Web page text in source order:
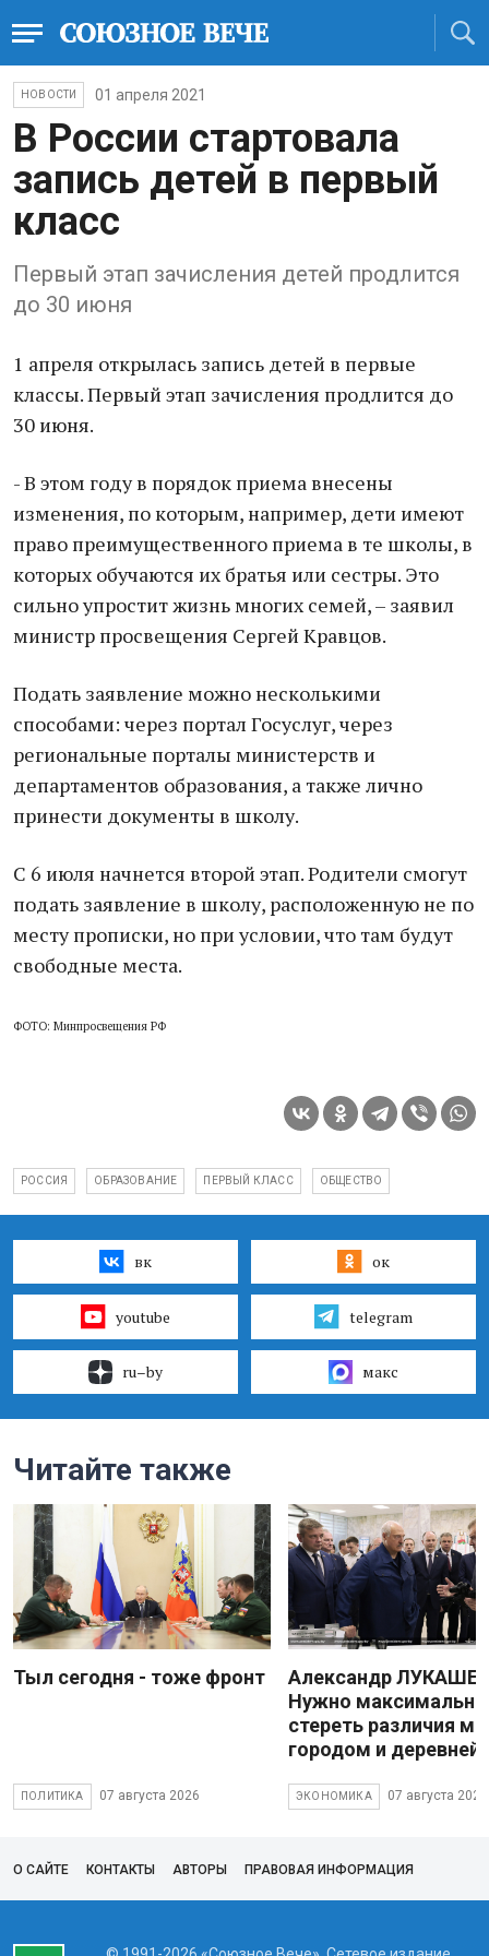
НОВОСТИ 01 апреля 2021
В России стартовала
запись детей в первый
класс
Первый этап зачисления детей продлится
до 30 июня
1 апреля открылась запись детей в первые
классы. Первый этап зачисления продлится до
30 июня.
- В этом году в порядок приема внесены
изменения, по которым, например, дети имеют
право преимущественного приема в те школы, в
которых обучаются их братья или сестры. Это
сильно упростит жизнь многих семей, – заявил
министр просвещения Сергей Кравцов.
Подать заявление можно несколькими
способами: через портал Госуслуг, через
региональные порталы министерств и
департаментов образования, а также лично
принести документы в школу.
С 6 июля начнется второй этап. Родители смогут
подать заявление в школу, расположенную не по
месту прописки, но при условии, что там будут
свободные места.
ФОТО: Минпросвещения РФ
РОССИЯ ОБРАЗОВАНИЕ ПЕРВЫЙ КЛАСС ОБЩЕСТВО
вк ок
youtube telegram
ru–by макс
Читайте также
Тыл сегодня - тоже фронт
ПОЛИТИКА 07 августа 2026
Александр
Нужно максимально
стереть различия
городом и деревней
ЭКОНОМИКА 07 августа 2026
О САЙТЕ КОНТАКТЫ АВТОРЫ ПРАВОВАЯ ИНФОРМАЦИЯ